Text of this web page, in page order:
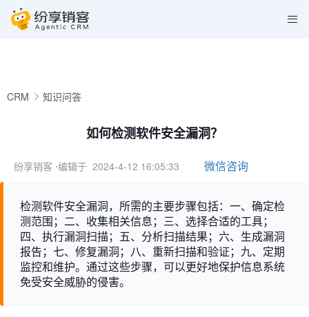
CRM 知识问答
如何检测软件安全漏洞？
纷享销客 ⋅编辑于 2024-4-12 16:05:33 微信咨询
检测软件安全漏洞，所需的主要步骤包括：一、确定检
测范围；二、收集相关信息；三、选择合适的工具；
四、执行漏洞扫描；五、分析扫描结果；六、生成漏洞
报告；七、修复漏洞；八、重新扫描和验证；九、定期
监控和维护。通过这些步骤，可以更好地保护信息系统
免受安全威胁的侵害。